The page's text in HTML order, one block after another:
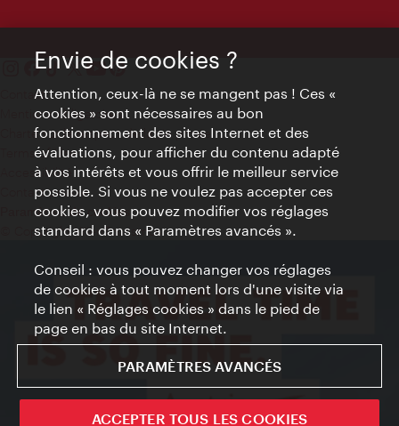
Contact
Mentions obligatoires
Charte sur le respect de la vie privée
Terms of Use
Accessibilité
Contact presse
Paramètres de cookies
© Copyright WienTourismus
Envie de cookies ?
Attention, ceux-là ne se mangent pas ! Ces «
cookies » sont nécessaires au bon
fonctionnement des sites Internet et des
évaluations, pour afficher du contenu adapté
à vos intérêts et vous offrir le meilleur service
possible. Si vous ne voulez pas accepter ces
cookies, vous pouvez modifier vos réglages
standard dans « Paramètres avancés ».
Conseil : vous pouvez changer vos réglages
de cookies à tout moment lors d'une visite via
le lien « Réglages cookies » dans le pied de
page en bas du site Internet.
PARAMÈTRES AVANCÉS
ACCEPTER TOUS LES COOKIES